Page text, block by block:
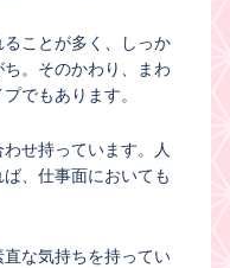
ことが多く、しっか
。そのかわり、まわ
でもあります。
せ持っています。人
、仕事面においても
な気持ちを持ってい